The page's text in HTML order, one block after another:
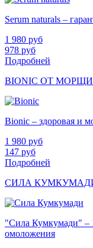
Serum naturals –
1 980 руб
978 руб
Подробней
BIONIC ОТ
Bionic – здоровая и
1 980 руб
147 руб
Подробней
СИЛА
"Сила Кумкумади" –
омоложения